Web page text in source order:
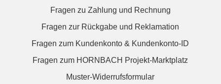
Fragen zu Zahlung und Rechnung
Fragen zur Rückgabe und Reklamation
Fragen zum Kundenkonto & Kundenkonto-ID
Fragen zum HORNBACH Projekt-Marktplatz
Muster-Widerrufsformular